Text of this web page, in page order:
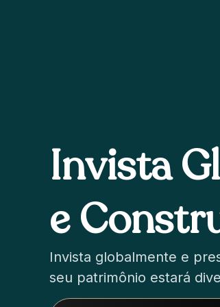
Invista
e
Invista globalmente e
seu patrimônio estará